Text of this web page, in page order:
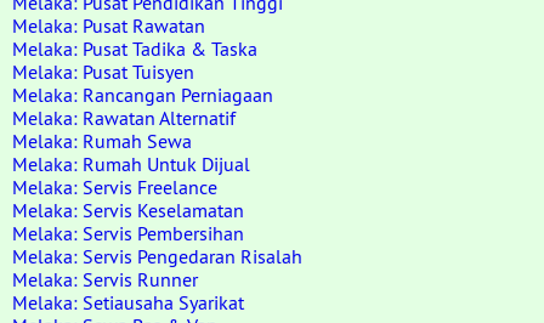
Melaka: Pusat Rawatan
Melaka: Pusat Tadika & Taska
Melaka: Pusat Tuisyen
Melaka: Rancangan Perniagaan
Melaka: Rawatan Alternatif
Melaka: Rumah Sewa
Melaka: Rumah Untuk Dijual
Melaka: Servis Freelance
Melaka: Servis Keselamatan
Melaka: Servis Pembersihan
Melaka: Servis Pengedaran Risalah
Melaka: Servis Runner
Melaka: Setiausaha Syarikat